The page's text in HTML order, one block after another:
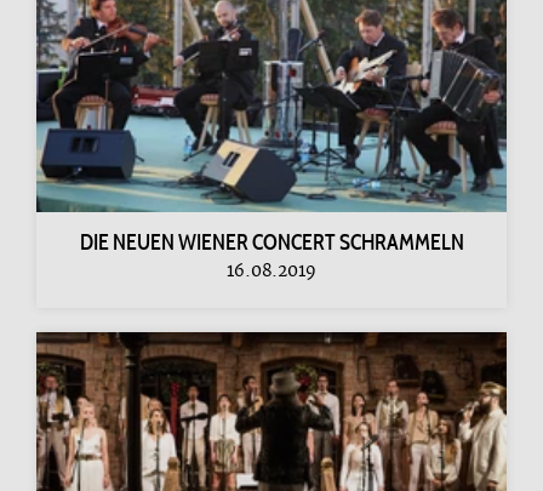
DIE NEUEN WIENER CONCERT SCHRAMMELN
16.08.2019